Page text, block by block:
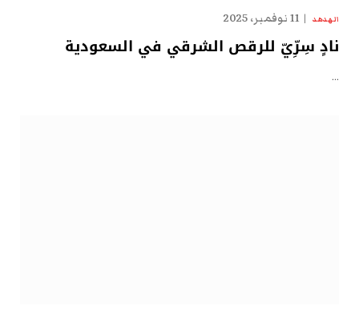
الهدهد 11 نوفمبر، 2025
نادٍ سِرِّيّ للرقص الشرقي في السعودية
…